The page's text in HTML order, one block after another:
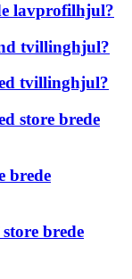
lavprofilhjul?
tvillinghjul?
tvillinghjul?
store brede
brede
brede